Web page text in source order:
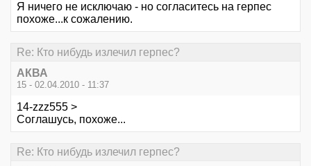
Я ничего не исключаю - но согласитесь на герпес
похоже...к сожалению.
Re: Кто нибудь излечил герпес?
АКВА
15 - 02.04.2010 - 11:37
14-zzz555 >
Соглашусь, похоже...
Re: Кто нибудь излечил герпес?